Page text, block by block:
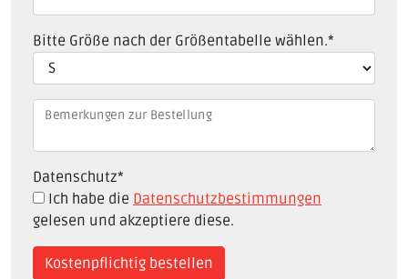
Bitte Größe nach der Größentabelle wählen.*
Bemerkungen zur Bestellung
Datenschutz*
Ich habe die Datenschutzbestimmungen
gelesen und akzeptiere diese.